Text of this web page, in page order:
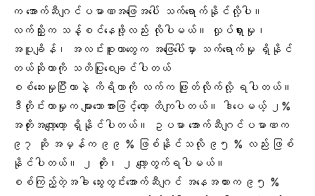
က အောက်ဆီဂျင်ပမာဏအဖြေအပေါ် သက်ရောက်နိုင်လို့ပါ။
လက်ညှိုးက သန့်စင်နေဖို့လည်း လိုပါမယ်။ လှုပ်ရှားမှု၊
အပူချိန်၊ အလင်းစူးတာတွေက အဖြေပေါ်မှာ သက်ရောက်မှု ရှိနိုင်
တယ်ဆိုတာကို သတိပြုစေချင်ပါတယ်
စစ်ဆေးမှုပြီးတာနဲ့ ကိရိယာကို လက်က ဖြုတ်လိုက်လို့ ရပါတယ်။
ဒီတိုင်းတာမှုက များသောအားဖြင့်တော့ တိကျပါတယ်။ ဒါပေမယ့် ၂%
အတိုးအလျော့တော့ ရှိနိုင်ပါတယ်။ ဥပမာ အောက်ဆီဂျင်ပမာဏက
၉၇ ဆို အမှန်က ၉၉ % ဖြစ်နိုင်သလို ၉၅ % လည်း ဖြစ်
နိုင်ပါတယ်။ ၂ တိုး၊ ၂ လျော့တွက်ရပါမယ်။
စစ်ကြည့်တဲ့အခါ သွေးတွင်းအောက်ဆီဂျင် အနေအထားက ၉၅ %